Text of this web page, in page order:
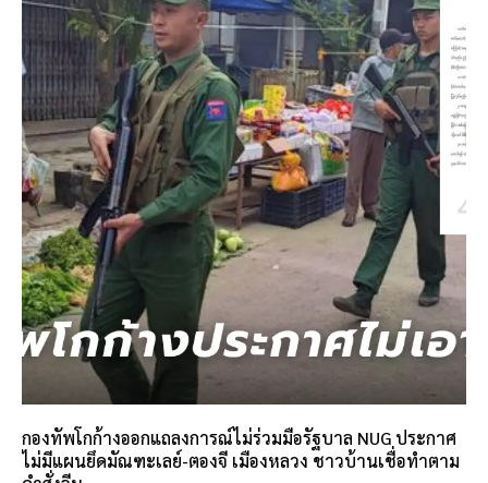
กองทัพโกก้างออกแถลงการณ์ไม่ร่วมมือรัฐบาล NUG ประกาศ
ไม่มีแผนยึดมัณฑะเลย์-ตองจี เมืองหลวง ชาวบ้านเชื่อทำตาม